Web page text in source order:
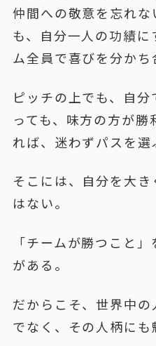
仲間への敬意を忘れ
も、自分一人の功績
ム全員で喜びを分かち
ピッチの上でも、自
っても、味方の方が
れば、迷わずパスを選
そこには、自分を大
はない。
「チームが勝つこと
がある。
だからこそ、世界中
でなく、その人柄にも